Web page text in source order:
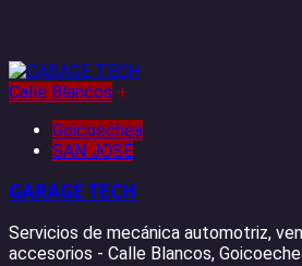
Calle Blancos +
Goicoechea
SAN JOSÉ
GARAGE TECH
Servicios de mecánica automotriz,
accesorios - Calle Blancos,